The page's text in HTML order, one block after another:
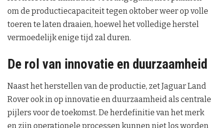
om de productiecapaciteit tegen oktober weer op volle
toeren te laten draaien, hoewel het volledige herstel
vermoedelijk enige tijd zal duren.
De rol van innovatie en duurzaamheid
Naast het herstellen van de productie, zet Jaguar Land
Rover ook in op innovatie en duurzaamheid als centrale
pijlers voor de toekomst. De herdefinitie van het merk
en zijn operationele processen kunnen niet los worden